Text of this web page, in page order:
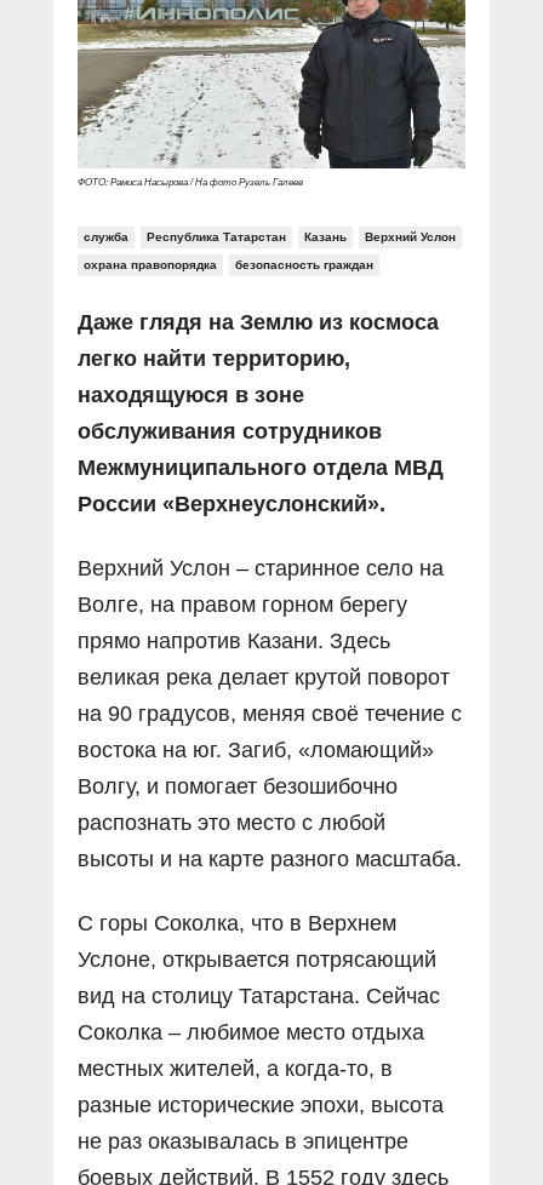
Социальные ролики
Документальные фильмы
Прямой разговор
В знании сила
Специальный репортаж
КиберПОСТОВОЙ
Газета «Щит и меч»
Журнал «Полиция России»
О ПОРТАЛЕ
Контакты
Вакансии
ФОТО: Рамиса Насырова / На фото Рузель Галеев
служба Республика Татарстан Казань Верхний Услон
охрана правопорядка безопасность граждан
Даже глядя на Землю из космоса
легко найти территорию,
находящуюся в зоне
обслуживания сотрудников
Межмуниципального отдела МВД
России «Верхнеуслонский».
Верхний Услон – старинное село на
Волге, на правом горном берегу
прямо напротив Казани. Здесь
великая река делает крутой поворот
на 90 градусов, меняя своё течение с
востока на юг. Загиб, «ломающий»
Волгу, и помогает безошибочно
распознать это место с любой
высоты и на карте разного масштаба.
С горы Соколка, что в Верхнем
Услоне, открывается потрясающий
вид на столицу Татарстана. Сейчас
Соколка – любимое место отдыха
местных жителей, а когда-то, в
разные исторические эпохи, высота
не раз оказывалась в эпицентре
боевых действий. В 1552 году здесь